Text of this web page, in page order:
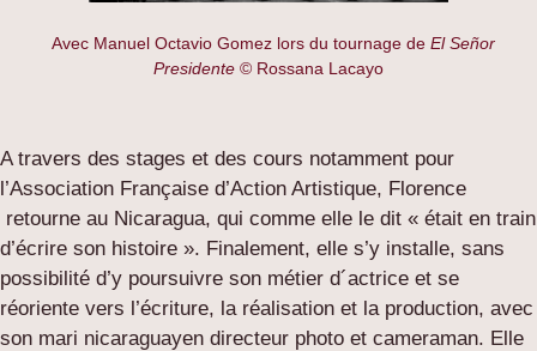
Avec Manuel Octavio Gomez lors du tournage de El Señor
Presidente © Rossana Lacayo
A travers des stages et des cours notamment pour
l’Association Française d’Action Artistique, Florence
retourne au Nicaragua, qui comme elle le dit « était en train
d’écrire son histoire ». Finalement, elle s’y installe, sans
possibilité d’y poursuivre son métier d´actrice et se
réoriente vers l’écriture, la réalisation et la production, avec
son mari nicaraguayen directeur photo et cameraman. Elle